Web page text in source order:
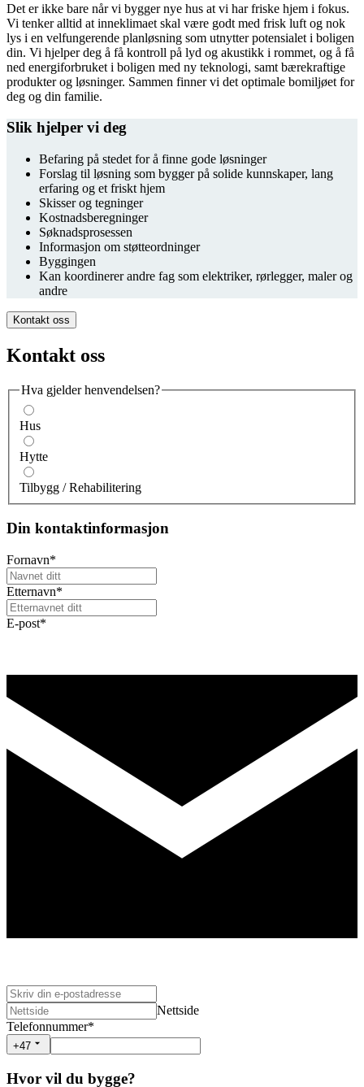
Det er ikke bare når vi bygger nye hus at vi har friske hjem i fokus.
Vi tenker alltid at inneklimaet skal være godt med frisk luft og nok
lys i en velfungerende planløsning som utnytter potensialet i boligen
din. Vi hjelper deg å få kontroll på lyd og akustikk i rommet, og å få
ned energiforbruket i boligen med ny teknologi, samt bærekraftige
produkter og løsninger. Sammen finner vi det optimale bomiljøet for
deg og din familie.
Slik hjelper vi deg
Befaring på stedet for å finne gode løsninger
Forslag til løsning som bygger på solide kunnskaper, lang
erfaring og et friskt hjem
Skisser og tegninger
Kostnadsberegninger
Søknadsprosessen
Informasjon om støtteordninger
Byggingen
Kan koordinerer andre fag som elektriker, rørlegger, maler og
andre
Kontakt oss
Kontakt oss
Hva gjelder henvendelsen?
Hus
Hytte
Tilbygg / Rehabilitering
Din kontaktinformasjon
Fornavn*
Etternavn*
E-post*
Nettside
Telefonnummer*
+47
Hvor vil du bygge?